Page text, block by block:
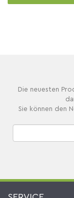
Die neuesten
Sie können den